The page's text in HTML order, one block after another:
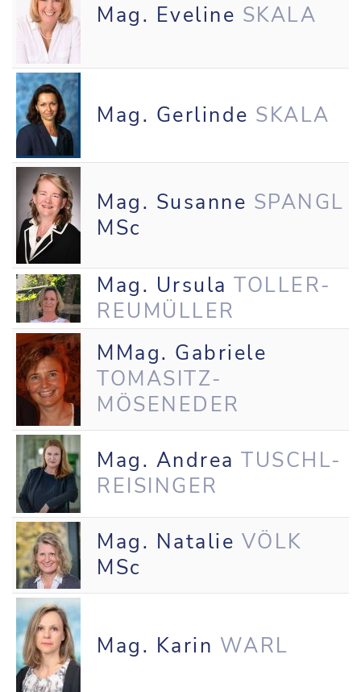
Mag. Eveline SKALA
Mag. Gerlinde SKALA
Mag. Susanne SPANGL
MSc
Mag. Ursula TOLLER-
REUMÜLLER
MMag. Gabriele
TOMASITZ-
MÖSENEDER
Mag. Andrea TUSCHL-
REISINGER
Mag. Natalie VÖLK
MSc
Mag. Karin WARL